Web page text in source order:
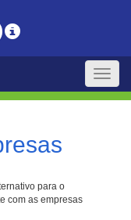
Legislação
Toggle
para o
com as empresas